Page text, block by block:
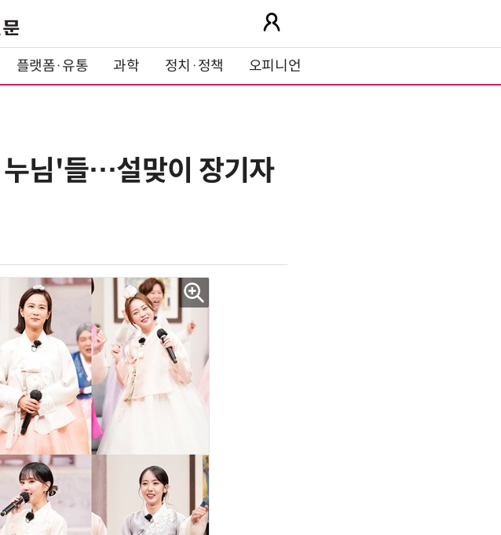
플랫폼·유통 과학 정치·정책 오피니언
누님'들…설맞이 장기자